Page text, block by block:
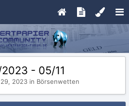
- 05/11
2023 in Börsenwetten